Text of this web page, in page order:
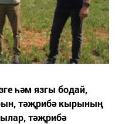
һәм язгы бодай,
тәҗрибә кырының
тәҗрибә